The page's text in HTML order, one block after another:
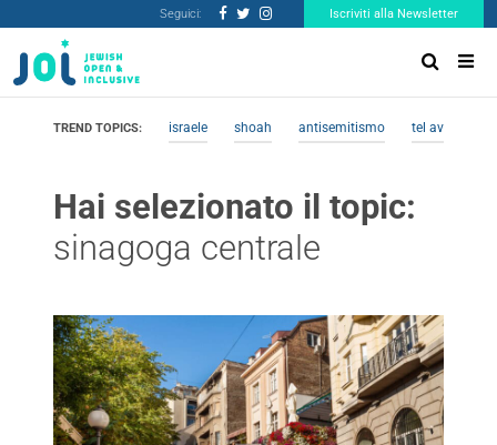
Seguici: Iscriviti alla Newsletter
TREND TOPICS: israele shoah antisemitismo tel aviv
Hai selezionato il topic:
sinagoga centrale